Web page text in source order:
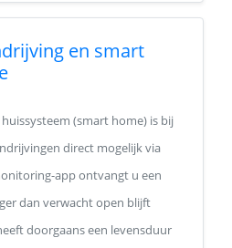
en smart
(smart home) is bij
direct mogelijk via
app ontvangt u een
dan verwacht open blijft
doorgaans een levensduur